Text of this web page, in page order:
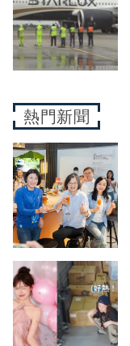
熱門新聞